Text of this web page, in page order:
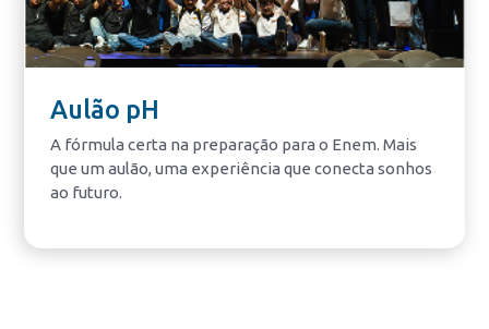
Aulão pH
A fórmula certa na preparação para o Enem. Mais
que um aulão, uma experiência que conecta sonhos
ao futuro.